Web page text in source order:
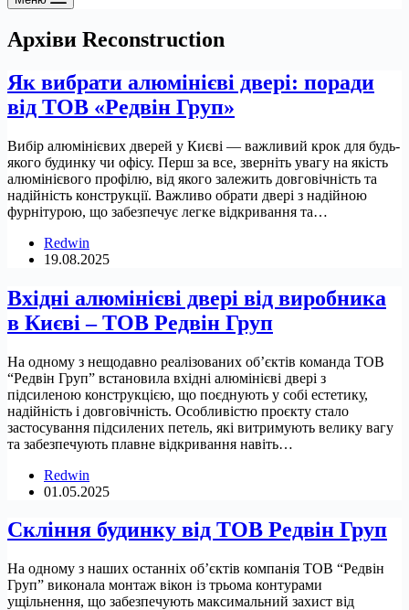
Архіви Reconstruction
Як вибрати алюмінієві двері: поради
від ТОВ «Редвін Груп»
Вибір алюмінієвих дверей у Києві — важливий крок для будь-
якого будинку чи офісу. Перш за все, зверніть увагу на якість
алюмінієвого профілю, від якого залежить довговічність та
надійність конструкції. Важливо обрати двері з надійною
фурнітурою, що забезпечує легке відкривання та…
Redwin
19.08.2025
Вхідні алюмінієві двері від виробника
в Києві – ТОВ Редвін Груп
На одному з нещодавно реалізованих об’єктів команда ТОВ
“Редвін Груп” встановила вхідні алюмінієві двері з
підсиленою конструкцією, що поєднують у собі естетику,
надійність і довговічність. Особливістю проєкту стало
застосування підсилених петель, які витримують велику вагу
та забезпечують плавне відкривання навіть…
Redwin
01.05.2025
Скління будинку від ТОВ Редвін Груп
На одному з наших останніх об’єктів компанія ТОВ “Редвін
Груп” виконала монтаж вікон із трьома контурами
ущільнення, що забезпечують максимальний захист від